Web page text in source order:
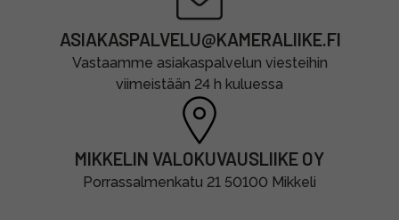
ASIAKASPALVELU@KAMERALIIKE.FI
Vastaamme asiakaspalvelun viesteihin
viimeistään 24 h kuluessa
MIKKELIN VALOKUVAUSLIIKE OY
Porrassalmenkatu 21 50100 Mikkeli